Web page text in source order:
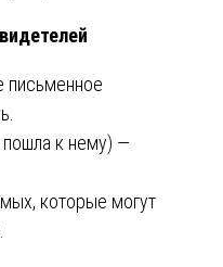
письменное
пошла к нему) —
которые могут